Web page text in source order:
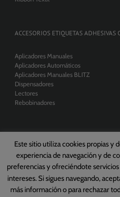
ACCESORIOS ETIQUETAS ADHESIVAS
Aplicadores Manuales
Aplicadores Automáticos
Aplicadores Manuales BLITZ
Dispensadores
Lectores
Rebobinadores
Copyright 2026 Tikedo Barcelona, S.L.
|
Este sitio utiliza cookies propias y
experiencia de navegación y de
preferencias y ofreciéndote
intereses. Si sigues navegando,
más información o para rechazar